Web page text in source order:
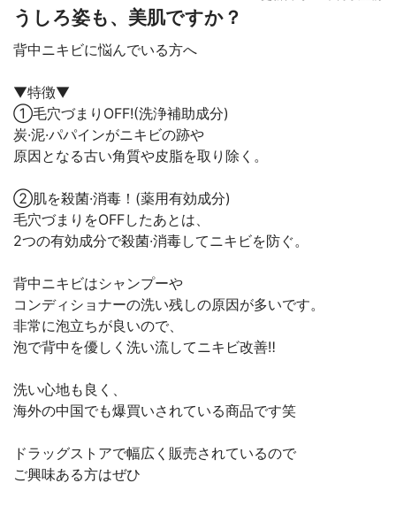
うしろ姿も、美肌ですか？
背中ニキビに悩んでいる方へ
▼特徴▼⠀
①毛穴づまりOFF!(洗浄補助成分)⠀
炭·泥·パパインがニキビの跡や⠀
原因となる古い角質や皮脂を取り除く。⠀
②肌を殺菌·消毒！(薬用有効成分) ⠀
毛穴づまりをOFFしたあとは、⠀
2つの有効成分で殺菌·消毒してニキビを防ぐ。 ⠀
背中ニキビはシャンプーや⠀
コンディショナーの洗い残しの原因が多いです。⠀
非常に泡立ちが良いので、⠀
泡で背中を優しく洗い流してニキビ改善‼️⠀
洗い心地も良く、⠀
海外の中国でも爆買いされている商品です笑⠀
ドラッグストアで幅広く販売されているので⠀
ご興味ある方はぜひ